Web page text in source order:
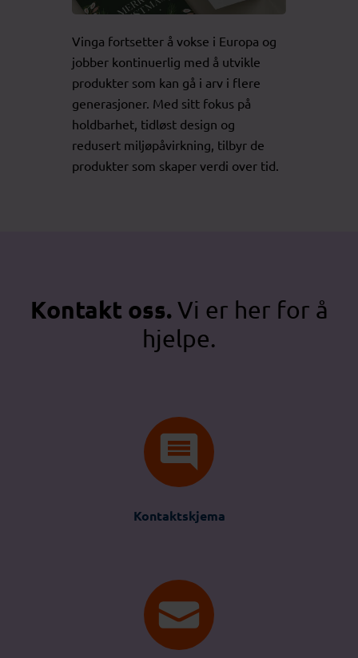
Vinga fortsetter å vokse i Europa og
jobber kontinuerlig med å utvikle
produkter som kan gå i arv i flere
generasjoner. Med sitt fokus på
holdbarhet, tidløst design og
redusert miljøpåvirkning, tilbyr de
produkter som skaper verdi over tid.
Kontakt oss.Vi er her for å
hjelpe.
Kontaktskjema